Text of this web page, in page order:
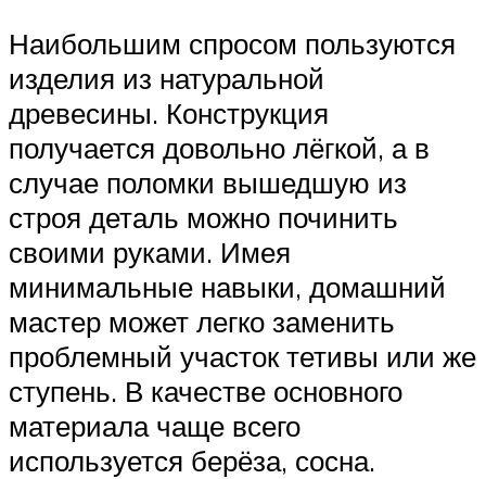
Наибольшим спросом пользуются
изделия из натуральной
древесины. Конструкция
получается довольно лёгкой, а в
случае поломки вышедшую из
строя деталь можно починить
своими руками. Имея
минимальные навыки, домашний
мастер может легко заменить
проблемный участок тетивы или же
ступень. В качестве основного
материала чаще всего
используется берёза, сосна.